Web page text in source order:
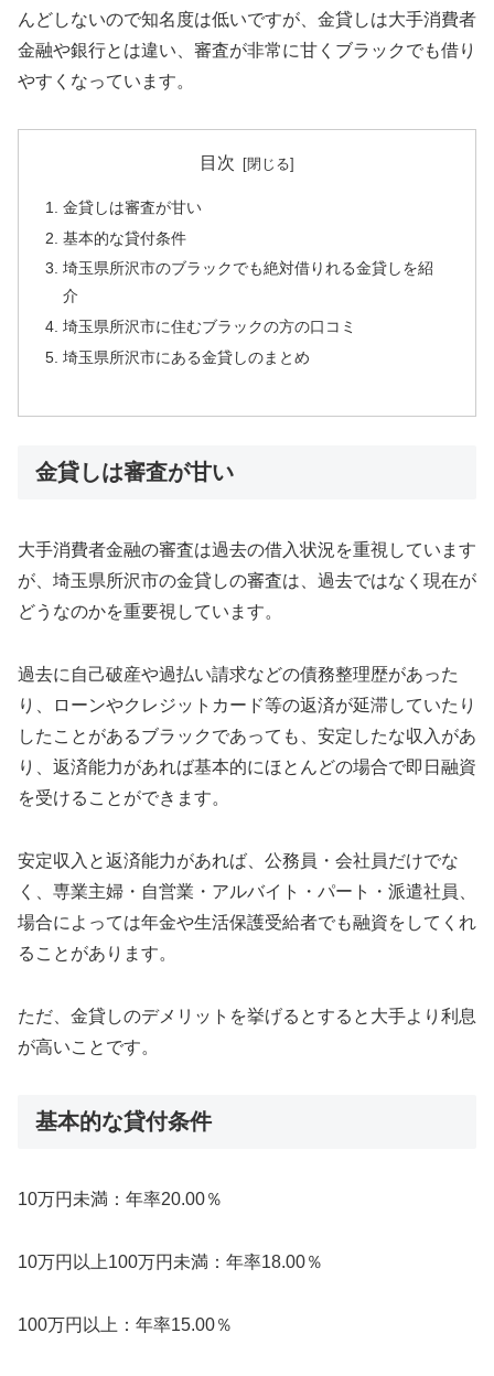
んどしないので知名度は低いですが、金貸しは大手消費者
金融や銀行とは違い、審査が非常に甘くブラックでも借り
やすくなっています。
目次
金貸しは審査が甘い
基本的な貸付条件
埼玉県所沢市のブラックでも絶対借りれる金貸しを紹
介
埼玉県所沢市に住むブラックの方の口コミ
埼玉県所沢市にある金貸しのまとめ
金貸しは審査が甘い
大手消費者金融の審査は過去の借入状況を重視しています
が、埼玉県所沢市の金貸しの審査は、過去ではなく現在が
どうなのかを重要視しています。
過去に自己破産や過払い請求などの債務整理歴があった
り、ローンやクレジットカード等の返済が延滞していたり
したことがあるブラックであっても、安定したな収入があ
り、返済能力があれば基本的にほとんどの場合で即日融資
を受けることができます。
安定収入と返済能力があれば、公務員・会社員だけでな
く、専業主婦・自営業・アルバイト・パート・派遣社員、
場合によっては年金や生活保護受給者でも融資をしてくれ
ることがあります。
ただ、金貸しのデメリットを挙げるとすると大手より利息
が高いことです。
基本的な貸付条件
10万円未満：年率20.00％
10万円以上100万円未満：年率18.00％
100万円以上：年率15.00％